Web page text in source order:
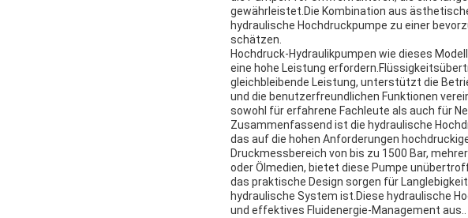
gewährleistet.Die Kombination aus
hydraulische Hochdruckpumpe zu einer
schätzen.
Hochdruck-Hydraulikpumpen wie dieses
eine hohe Leistung
gleichbleibende Leistung, unterstützt die
und die benutzerfreundlichen Funktionen
sowohl für erfahrene Fachleute als auch für
Zusammenfassend ist die hydraulische
das auf die hohen Anforderungen
Druckmessbereich von bis zu 1500 Bar,
oder Ölmedien, bietet diese Pumpe
das praktische Design sorgen für
hydraulische System ist.Diese hydraulische
und effektives Fluidenergie-Management aus..